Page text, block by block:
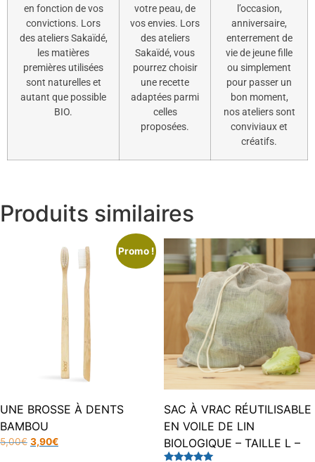
en fonction de vos
convictions. Lors
des ateliers Sakaïdé,
les matières
premières utilisées
sont naturelles et
autant que possible
BIO.
votre peau, de
vos envies. Lors
des ateliers
Sakaïdé, vous
pourrez choisir
une recette
adaptées parmi
celles
proposées.
l’occasion,
anniversaire,
enterrement de
vie de jeune fille
ou simplement
pour passer un
bon moment,
nos ateliers sont
conviviaux et
créatifs.
Produits similaires
Promo !
UNE BROSSE À DENTS
BAMBOU
5,00€ 3,90€
SAC À VRAC RÉUTILISABLE
EN VOILE DE LIN
BIOLOGIQUE – TAILLE L –